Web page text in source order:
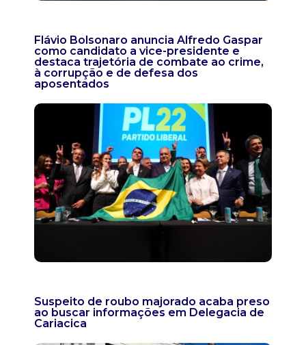
Flávio Bolsonaro anuncia Alfredo Gaspar
como candidato a vice-presidente e
destaca trajetória de combate ao crime,
à corrupção e de defesa dos
aposentados
Suspeito de roubo majorado acaba preso
ao buscar informações em Delegacia de
Cariacica